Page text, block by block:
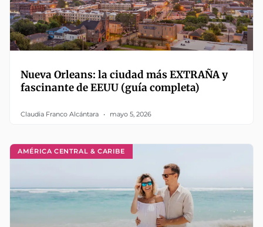
Nueva Orleans: la ciudad más EXTRAÑA y
fascinante de EEUU (guía completa)
Claudia Franco Alcántara mayo 5, 2026
AMÉRICA CENTRAL & CARIBE